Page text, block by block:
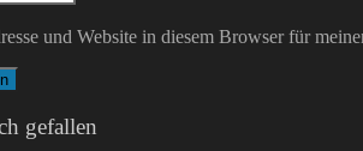
und Website in diesem Browser für
gefallen